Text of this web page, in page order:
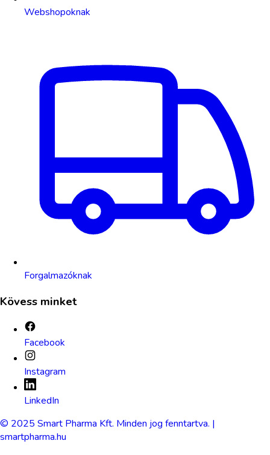
Webshopoknak
Forgalmazóknak
Kövess minket
Facebook
Instagram
LinkedIn
© 2025 Smart Pharma Kft. Minden jog fenntartva. |
smartpharma.hu